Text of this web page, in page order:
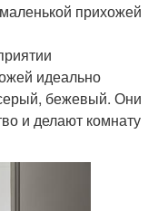
прихожей
идеально
бежевый. Они
и делают комнату